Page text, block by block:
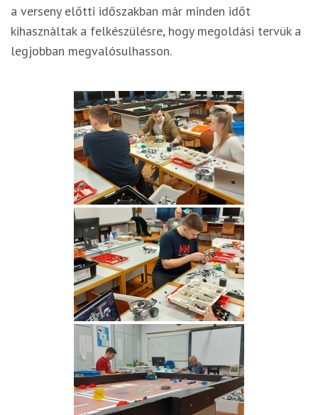
a verseny előtti időszakban már minden időt
kihasználtak a felkészülésre, hogy megoldási tervük a
legjobban megvalósulhasson.